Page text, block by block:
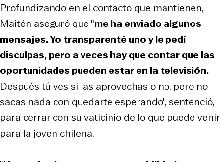
Profundizando en el contacto que mantienen,
Maitén aseguró que "me ha enviado algunos
mensajes. Yo transparenté uno y le pedí
disculpas, pero a veces hay que contar que las
oportunidades pueden estar en la televisión.
Después tú ves si las aprovechas o no, pero no
sacas nada con quedarte esperando", sentenció,
para cerrar con su vaticinio de lo que puede venir
para la joven chilena.